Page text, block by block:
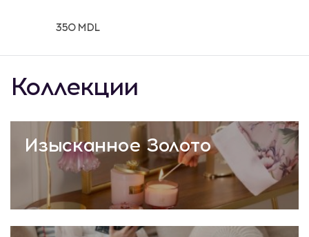
350 MDL
Коллекции
Изысканное Золото